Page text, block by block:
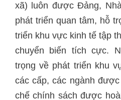
xã) luôn được Đảng,
phát triển quan tâm, hỗ
triển khu vực kinh tế tập
chuyển biến tích cực.
trọng về phát triển khu
các cấp, các ngành
chế chính sách được